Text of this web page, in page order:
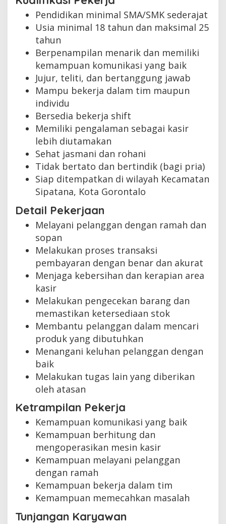
Pendidikan minimal SMA/SMK sederajat
Usia minimal 18 tahun dan maksimal 25
tahun
Berpenampilan menarik dan memiliki
kemampuan komunikasi yang baik
Jujur, teliti, dan bertanggung jawab
Mampu bekerja dalam tim maupun
individu
Bersedia bekerja shift
Memiliki pengalaman sebagai kasir
lebih diutamakan
Sehat jasmani dan rohani
Tidak bertato dan bertindik (bagi pria)
Siap ditempatkan di wilayah Kecamatan
Sipatana, Kota Gorontalo
Detail Pekerjaan
Melayani pelanggan dengan ramah dan
sopan
Melakukan proses transaksi
pembayaran dengan benar dan akurat
Menjaga kebersihan dan kerapian area
kasir
Melakukan pengecekan barang dan
memastikan ketersediaan stok
Membantu pelanggan dalam mencari
produk yang dibutuhkan
Menangani keluhan pelanggan dengan
baik
Melakukan tugas lain yang diberikan
oleh atasan
Ketrampilan Pekerja
Kemampuan komunikasi yang baik
Kemampuan berhitung dan
mengoperasikan mesin kasir
Kemampuan melayani pelanggan
dengan ramah
Kemampuan bekerja dalam tim
Kemampuan memecahkan masalah
Tunjangan Karyawan